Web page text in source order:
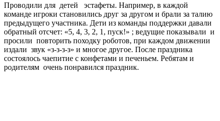
Проводили для детей эстафеты. Например, в каждой
команде игроки становились друг за другом и брали за талию
предыдущего участника. Дети из команды поддержки давали
обратный отсчет: «5, 4, 3, 2, 1, пуск!» ; ведущие показывали и
просили повторить походку роботов, при каждом движении
издали звук «з-з-з-з» и многое другое. После праздника
состоялось чаепитие с конфетами и печеньем. Ребятам и
родителям очень понравился праздник.